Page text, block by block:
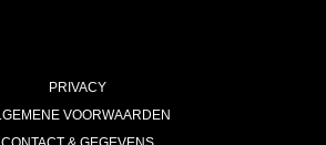
PRIVACY
VOORWAARDEN